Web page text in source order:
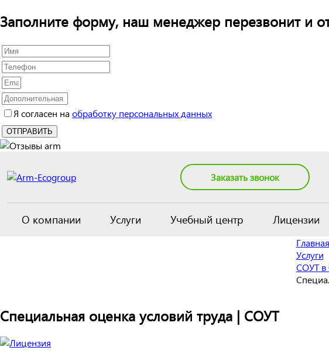
Заполните форму, наш менеджер перезвонит и
Я согласен на обработку персональных данных
Заказать звонок
О компании Услуги Учебный центр Лицензии
Главная
Услуги
СОУТ в
Специальная оценка условий труда | СОУТ